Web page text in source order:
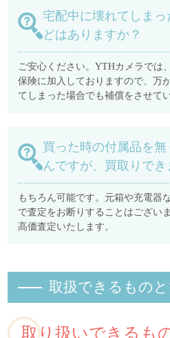
宅配中に壊れてしま
どはありますか？
ご安心ください。YTHカメラでは
保険に加入しておりますので、万
てしまった場合でも補償をさせて
買った時の付属品を
んですが、買取りでき
もちろん可能です。元箱や充電器
で査定をお断りすることはござい
高価査定いたします。
取扱できるもの
取り扱いできるも